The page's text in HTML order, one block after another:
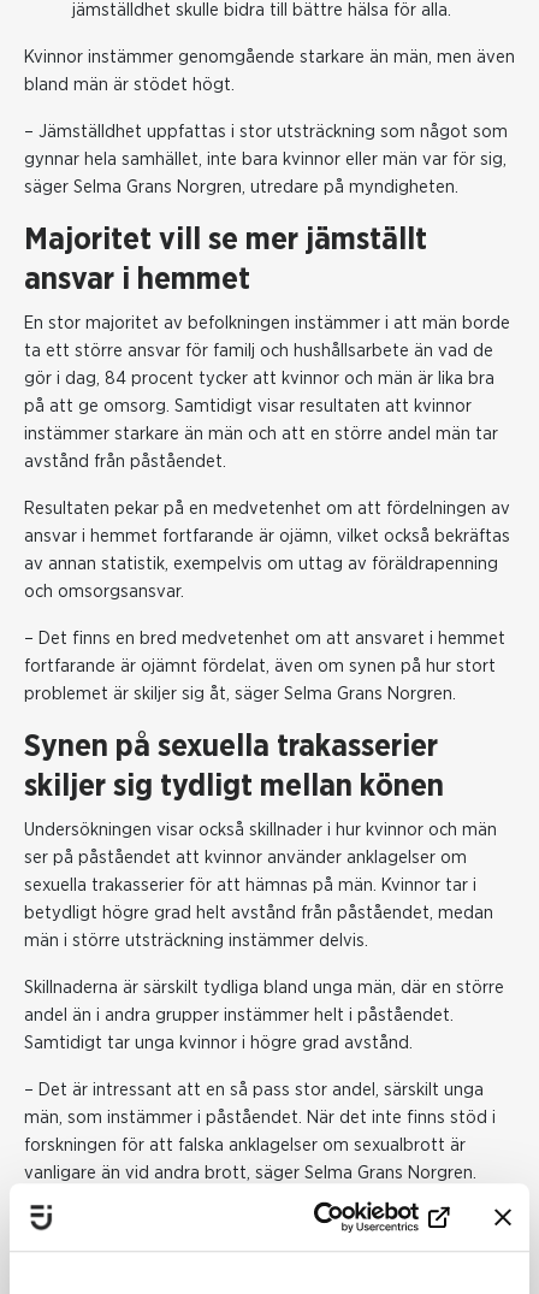
jämställdhet skulle bidra till bättre hälsa för alla.
Kvinnor instämmer genomgående starkare än män, men även
bland män är stödet högt.
– Jämställdhet uppfattas i stor utsträckning som något som
gynnar hela samhället, inte bara kvinnor eller män var för sig,
säger Selma Grans Norgren, utredare på myndigheten.
Majoritet vill se mer jämställt
ansvar i hemmet
En stor majoritet av befolkningen instämmer i att män borde
ta ett större ansvar för familj och hushållsarbete än vad de
gör i dag, 84 procent tycker att kvinnor och män är lika bra
på att ge omsorg. Samtidigt visar resultaten att kvinnor
instämmer starkare än män och att en större andel män tar
avstånd från påståendet.
Resultaten pekar på en medvetenhet om att fördelningen av
ansvar i hemmet fortfarande är ojämn, vilket också bekräftas
av annan statistik, exempelvis om uttag av föräldrapenning
och omsorgsansvar.
– Det finns en bred medvetenhet om att ansvaret i hemmet
fortfarande är ojämnt fördelat, även om synen på hur stort
problemet är skiljer sig åt, säger Selma Grans Norgren.
Synen på sexuella trakasserier
skiljer sig tydligt mellan könen
Undersökningen visar också skillnader i hur kvinnor och män
ser på påståendet att kvinnor använder anklagelser om
sexuella trakasserier för att hämnas på män. Kvinnor tar i
betydligt högre grad helt avstånd från påståendet, medan
män i större utsträckning instämmer delvis.
Skillnaderna är särskilt tydliga bland unga män, där en större
andel än i andra grupper instämmer helt i påståendet.
Samtidigt tar unga kvinnor i högre grad avstånd.
– Det är intressant att en så pass stor andel, särskilt unga
män, som instämmer i påståendet. När det inte finns stöd i
forskningen för att falska anklagelser om sexualbrott är
vanligare än vid andra brott, säger Selma Grans Norgren.
Det är dock 24 procent som har svarat att de inte vet eller
inte har en åsikt när det kommer till påståendet.